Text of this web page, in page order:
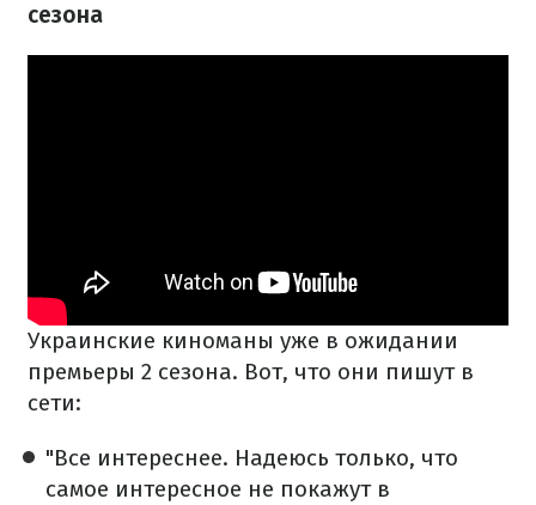
сезона
Украинские киноманы уже в ожидании
премьеры 2 сезона. Вот, что они пишут в
сети:
"Все интереснее. Надеюсь только, что
самое интересное не покажут в